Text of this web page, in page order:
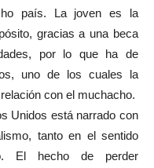
país. La joven es la
gracias a una beca
por lo que ha de
uno de los cuales la
con el muchacho.
Unidos está narrado con
tanto en el sentido
El hecho de perder